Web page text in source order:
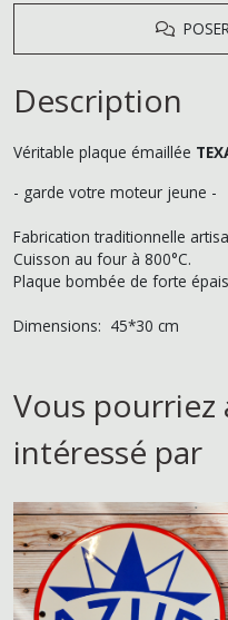
Description
Véritable plaque émaillée
- garde votre moteur jeune -
Fabrication traditionnelle
Cuisson au four à 800°C.
Plaque bombée de forte
Dimensions: 45*30 cm
Vous pourriez
intéressé par